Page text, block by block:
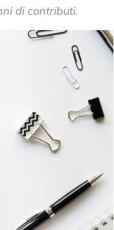
di contributi.